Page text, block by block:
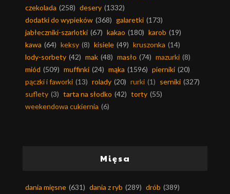
czekolada (258) desery (1332)
dodatki do wypieków (368) galaretki (173)
jabłeczniki-szarlotki (67) kakao (180) karob (19)
kawa (64) keksy (8) kisiele (49) kruszonka (14)
lody-sorbety (42) mak (48) masło (74) mazurki (8)
miód (509) muffinki (24) mąka (1596) pierniki (20)
pączki i faworki (13) rolady (20) rurki (1) serniki (327)
suflety (3) tarta na słodko (42) torty (55)
weekendowa cukiernia (6)
Mięsa
dania mięsne (631) dania z ryb (289) drób (389)